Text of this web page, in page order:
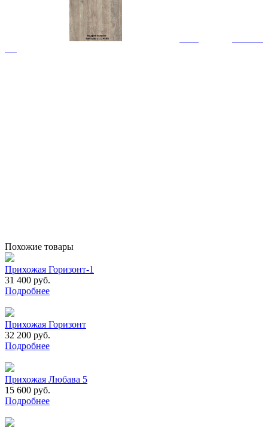
Похожие товары
Прихожая Горизонт-1
31 400 руб.
Подробнее
Прихожая Горизонт
32 200 руб.
Подробнее
Прихожая Любава 5
15 600 руб.
Подробнее